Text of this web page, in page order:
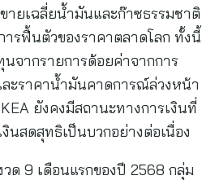
ายเฉลี่ยน้ำมันและก๊าซธรรมชาติ
รฟื้นตัวของราคาตลาดโลก ทั้งนี้
จากรายการด้อยค่าจากการ
ะราคาน้ำมันคาดการณ์ล่วงหน้า
ยังคงมีสถานะทางการเงินที่
นสดสุทธิเป็นบวกอย่างต่อเนื่อง
ด 9 เดือนแรกของปี 2568 กลุ่ม